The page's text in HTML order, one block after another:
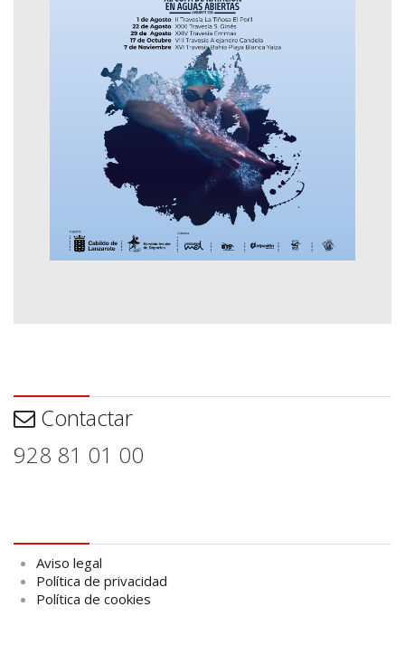
Contactar
928 81 01 00
Aviso legal
Política de privacidad
Política de cookies